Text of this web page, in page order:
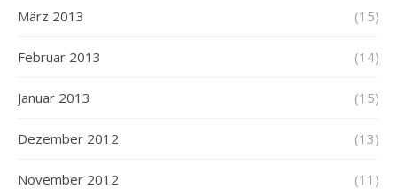
März 2013 (15)
Februar 2013 (14)
Januar 2013 (15)
Dezember 2012 (13)
November 2012 (11)